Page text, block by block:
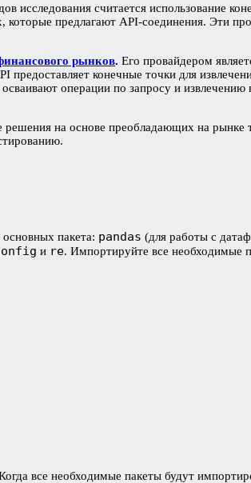
исследования считается использование
предлагают API-соединения. Эти
рынков. Его провайдером
конечные точки для
операции по запросу и
решения на основе преобладающих на
пакета: pandas (для работы с
и re. Импортируйте все необходимые
все необходимые пакеты будут